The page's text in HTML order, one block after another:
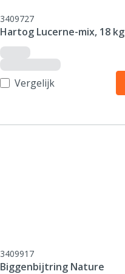
3409727
Hartog Lucerne-mix, 18 kg
Vergelijk
3409917
Biggenbijtring Nature